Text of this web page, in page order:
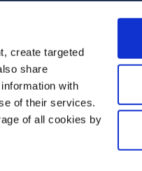
create targeted
share
with
of their services.
of all cookies by
du site web